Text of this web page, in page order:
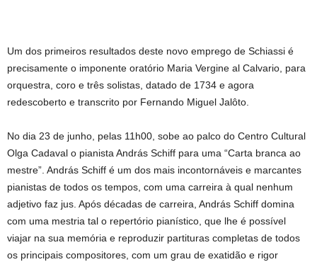
Um dos primeiros resultados deste novo emprego de Schiassi é
precisamente o imponente oratório Maria Vergine al Calvario, para
orquestra, coro e três solistas, datado de 1734 e agora
redescoberto e transcrito por Fernando Miguel Jalôto.
No dia 23 de junho, pelas 11h00, sobe ao palco do Centro Cultural
Olga Cadaval o pianista András Schiff para uma “Carta branca ao
mestre”. András Schiff é um dos mais incontornáveis e marcantes
pianistas de todos os tempos, com uma carreira à qual nenhum
adjetivo faz jus. Após décadas de carreira, András Schiff domina
com uma mestria tal o repertório pianístico, que lhe é possível
viajar na sua memória e reproduzir partituras completas de todos
os principais compositores, com um grau de exatidão e rigor